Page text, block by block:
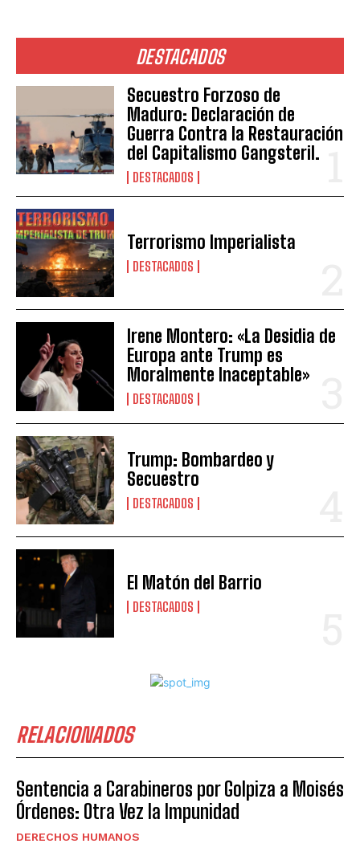
DESTACADOS
Secuestro Forzoso de
Maduro: Declaración de
Guerra Contra la Restauración
del Capitalismo Gangsteril.
DESTACADOS
Terrorismo Imperialista
DESTACADOS
Irene Montero: «La Desidia de
Europa ante Trump es
Moralmente Inaceptable»
DESTACADOS
Trump: Bombardeo y
Secuestro
DESTACADOS
El Matón del Barrio
DESTACADOS
RELACIONADOS
Sentencia a Carabineros por Golpiza a Moisés
Órdenes: Otra Vez la Impunidad
DERECHOS HUMANOS